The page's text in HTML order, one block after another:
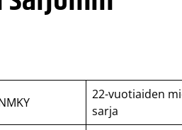
22-vuotiaiden
sarja